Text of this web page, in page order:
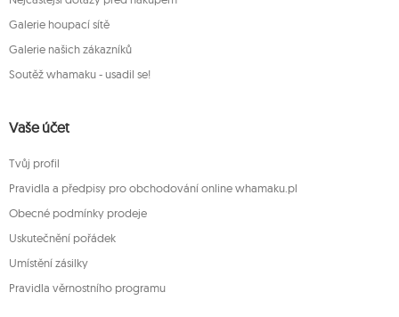
Galerie houpací sítě
Galerie našich zákazníků
Soutěž whamaku - usadil se!
Vaše účet
Tvůj profil
Pravidla a předpisy pro obchodování online whamaku.pl
Obecné podmínky prodeje
Uskutečnění pořádek
Umístění zásilky
Pravidla věrnostního programu